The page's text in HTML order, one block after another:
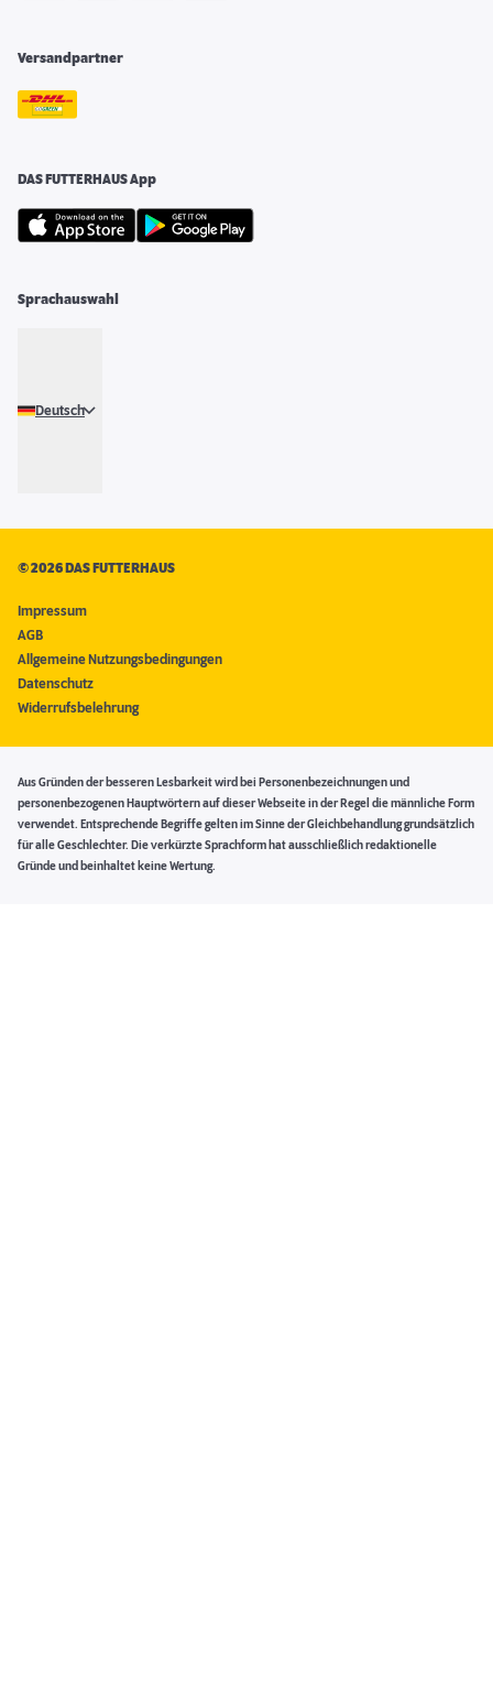
Versandpartner
DAS FUTTERHAUS App
Sprachauswahl
Deutsch
©2026 DAS FUTTERHAUS
Impressum
AGB
Allgemeine Nutzungsbedingungen
Datenschutz
Widerrufsbelehrung
Aus Gründen der besseren Lesbarkeit wird bei Personenbezeichnungen und
personenbezogenen Hauptwörtern auf dieser Webseite in der Regel die männliche Form
verwendet. Entsprechende Begriffe gelten im Sinne der Gleichbehandlung grundsätzlich
für alle Geschlechter. Die verkürzte Sprachform hat ausschließlich redaktionelle
Gründe und beinhaltet keine Wertung.